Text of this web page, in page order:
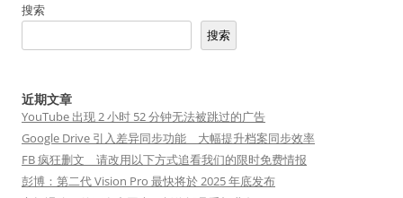
搜索
搜索
近期文章
YouTube 出现 2 小时 52 分钟无法被跳过的广告
Google Drive 引入差异同步功能 大幅提升档案同步效率
FB 疯狂删文 请改用以下方式追看我们的限时免费情报
彭博：第二代 Vision Pro 最快将於 2025 年底发布